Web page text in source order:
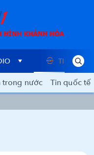
TIN TỨC
trong nước Tin quốc tế